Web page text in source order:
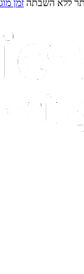
ללא השבתה זמן